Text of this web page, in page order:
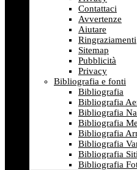
Contattaci
Avvertenze
Aiutare
Ringraziamenti
Sitemap
Pubblicità
Privacy
Bibliografia e fonti
Bibliografia
Bibliografia
Bibliografia
Bibliografia
Bibliografia
Bibliografia
Bibliografia Siti
Bibliografia